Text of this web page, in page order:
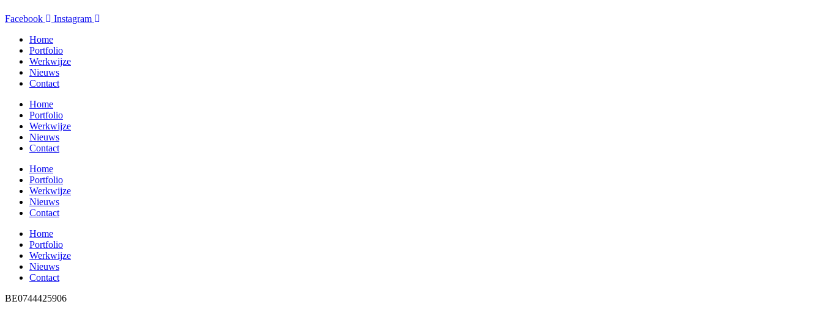
Style
aantal
Facebook
Instagram
Home
Portfolio
Werkwijze
Nieuws
Contact
Home
Portfolio
Werkwijze
Nieuws
Contact
Home
Portfolio
Werkwijze
Nieuws
Contact
Home
Portfolio
Werkwijze
Nieuws
Contact
BE0744425906